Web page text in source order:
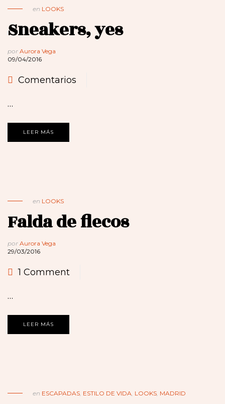
en LOOKS
Sneakers, yes
por Aurora Vega
09/04/2016
Comentarios
…
LEER MÁS
en LOOKS
Falda de flecos
por Aurora Vega
29/03/2016
1 Comment
…
LEER MÁS
en ESCAPADAS, ESTILO DE VIDA, LOOKS, MADRID